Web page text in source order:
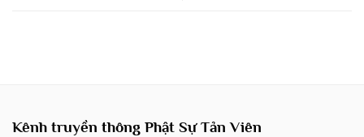
Kênh truyền thông Phật Sự Tản Viên